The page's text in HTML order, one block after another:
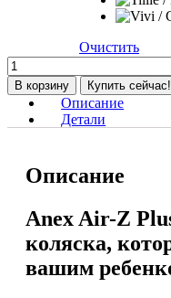
Очистить
Количество
товара
Коляска
прогулочная
Anex
Plus,
Серый
(Az-
В корзину Купить сейчас!
Описание
Детали
Описание
Anex Air-Z
коляска,
вашим